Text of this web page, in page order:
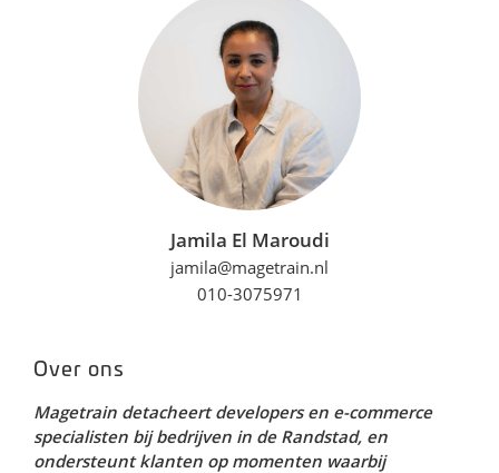
Jamila El Maroudi
jamila@magetrain.nl
010-3075971
Over ons
Magetrain detacheert developers en e-commerce
specialisten bij bedrijven in de Randstad, en
ondersteunt klanten op momenten waarbij